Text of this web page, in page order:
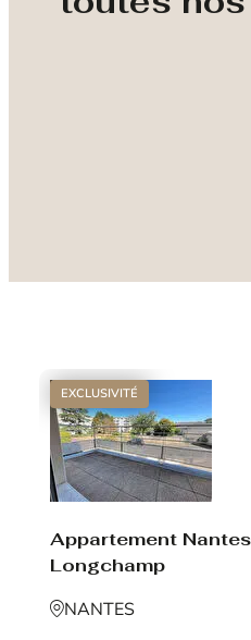
EXCLUSIVITÉ
Appartement Nantes
Longchamp
NANTES